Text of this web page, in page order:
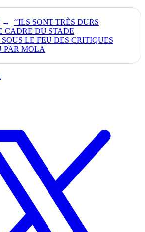
‘‘ILS SONT TRÈS DURS
CADRE DU STADE
LE FEU DES CRITIQUES
PAR MOLA